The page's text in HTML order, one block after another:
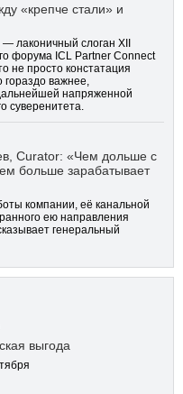
«крепче стали» и
лаконичный слоган XII
форума ICL Partner Connect
не просто констатация
важнее,
напряженной
суверенитета.
Curator: «Чем дольше с
больше зарабатывает
компании, её канальной
ею направления
генеральный
выгода